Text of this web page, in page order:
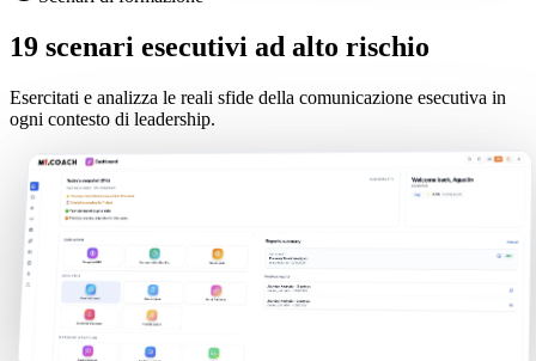
19 scenari esecutivi ad alto rischio
Esercitati e analizza le reali sfide della comunicazione esecutiva in
ogni contesto di leadership.